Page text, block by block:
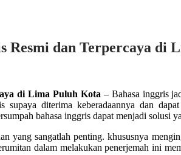
Resmi dan Terpercaya di
di Lima Puluh Kota – Bahasa inggris
supaya diterima keberadaannya dan
bahasa inggris dapat menjadi solusi
yang sangatlah penting. khususnya
dalam melakukan penerjemah ini